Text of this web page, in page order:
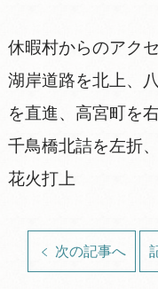
休暇村からのアク
湖岸道路を北上、
を直進、高宮町を
千鳥橋北詰を左折
花火打上
次の記事へ